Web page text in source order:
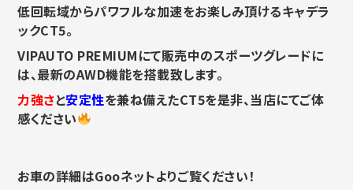
低回転域からパワフルな加速をお楽しみ頂けるキャデラ
ックCT5。
VIPAUTO PREMIUMにて販売中のスポーツグレードに
は、最新のAWD機能を搭載致します。
力強さと安定性を兼ね備えたCT5を是非、当店にてご体
感ください
お車の詳細はGooネットよりご覧ください！